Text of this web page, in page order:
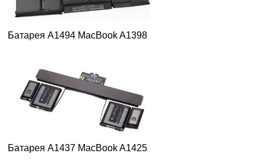
Батарея A1494 MacBook A1398
Батарея A1437 MacBook A1425